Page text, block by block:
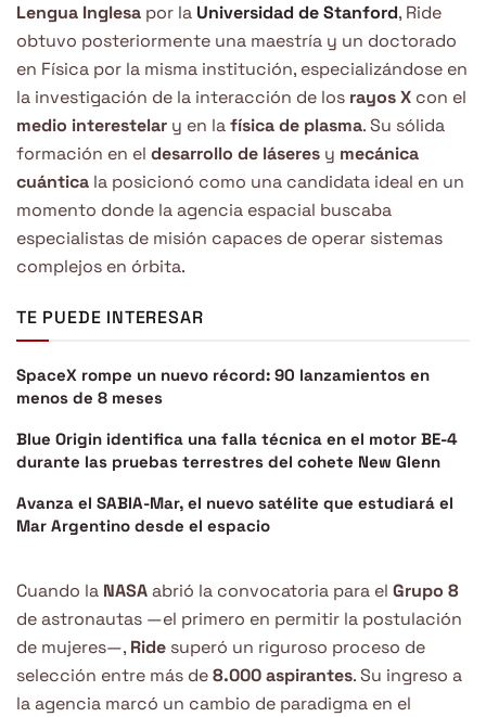
Lengua Inglesa por la Universidad de Stanford, Ride
obtuvo posteriormente una maestría y un doctorado
en Física por la misma institución, especializándose en
la investigación de la interacción de los rayos X con el
medio interestelar y en lafísica de plasma. Su sólida
formación en el desarrollo de láseres y mecánica
cuántica la posicionó como una candidata ideal en un
momento donde la agencia espacial buscaba
especialistas de misión capaces de operar sistemas
complejos en órbita.
TE PUEDE INTERESAR
SpaceX rompe un nuevo récord: 90 lanzamientos en
menos de 8 meses
Blue Origin identifica una falla técnica en el motor BE-4
durante las pruebas terrestres del cohete New Glenn
Avanza el SABIA-Mar, el nuevo satélite que estudiará el
Mar Argentino desde el espacio
Cuando la NASAabrió la convocatoria para el Grupo 8
de astronautas —el primero en permitir la postulación
de mujeres—, Ride superó un riguroso proceso de
selección entre más de8.000 aspirantes. Su ingreso a
la agencia marcó un cambio de paradigma en el